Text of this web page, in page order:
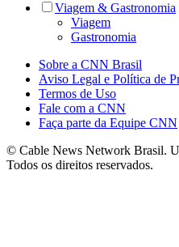
Viagem & Gastronomia
Viagem
Gastronomia
Sobre a CNN Brasil
Aviso Legal e Política de
Termos de Uso
Fale com a CNN
Faça parte da Equipe CNN
© Cable News Network Brasil.
Todos os direitos reservados.